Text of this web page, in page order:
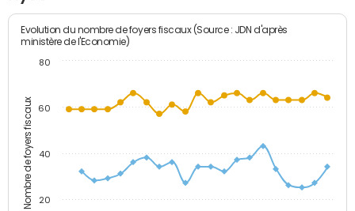
Nombre de foyers fiscaux
Evolution du nombre de foyers fiscaux (Source : JDN d'après
ministère de l'Economie)
20
40
60
80